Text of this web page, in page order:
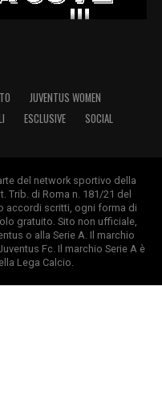
JUVENTUS WOMEN
ESCLUSIVE SOCIAL
del network sportivo della
Trib. di Roma n. 181/21 del
accordi scritti, ogni forma di
gratuito. Sito non ufficiale,
o alla Serie A. Il marchio
Fc. Il marchio Serie A è
Lega Calcio.